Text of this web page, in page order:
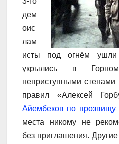
дем
оис
лам
исты под огнём
укрылись в
неприступными
правил «Алексей
Айембеков по прозвищу
места никому не
без приглашения. Другие